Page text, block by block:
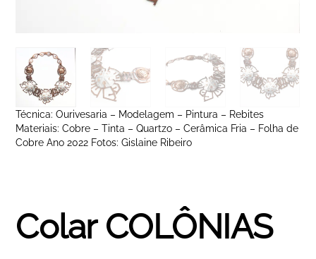
Técnica: Ourivesaria – Modelagem – Pintura – Rebites
Materiais: Cobre – Tinta – Quartzo – Cerâmica Fria – Folha de
Cobre Ano 2022 Fotos: Gislaine Ribeiro
Colar COLÔNIAS